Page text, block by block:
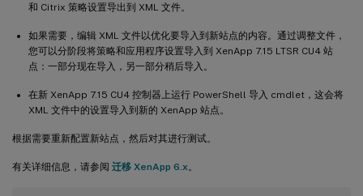
和 Citrix 策略设置导出到 XML 文件。
如果需要，编辑 XML 文件以优化要导入到新站点的内容。通过调整文件，
您可以分阶段将策略和应用程序设置导入到 XenApp 7.15 LTSR CU4 站
点：一部分现在导入，另一部分稍后导入。
在新 XenApp 7.15 CU4 控制器上运行 PowerShell 导入 cmdlet，这会将
XML 文件中的设置导入到新的 XenApp 站点。
根据需要重新配置新站点，然后对其进行测试。
有关详细信息，请参阅 迁移 XenApp 6.x 。